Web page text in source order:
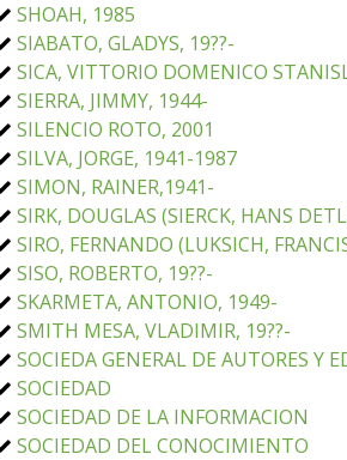
SHOAH, 1985
SIABATO, GLADYS, 19??-
SICA, VITTORIO DOMENICO
SIERRA, JIMMY, 1944-
SILENCIO ROTO, 2001
SILVA, JORGE, 1941-1987
SIMON, RAINER,1941-
SIRK, DOUGLAS (SIERCK, HANS
SIRO, FERNANDO (LUKSICH,
SISO, ROBERTO, 19??-
SKARMETA, ANTONIO, 1949-
SMITH MESA, VLADIMIR, 19??-
SOCIEDA GENERAL DE AUTORES Y
SOCIEDAD
SOCIEDAD DE LA INFORMACION
SOCIEDAD DEL CONOCIMIENTO